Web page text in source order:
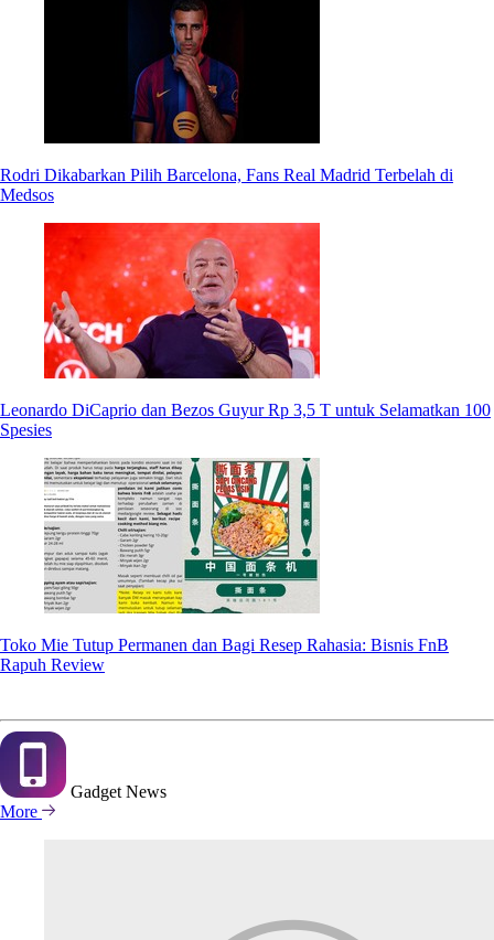
Rodri Dikabarkan Pilih Barcelona, Fans Real Madrid Terbelah di
Medsos
Leonardo DiCaprio dan Bezos Guyur Rp 3,5 T untuk Selamatkan 100
Spesies
Toko Mie Tutup Permanen dan Bagi Resep Rahasia: Bisnis FnB
Rapuh Review
Gadget News
More